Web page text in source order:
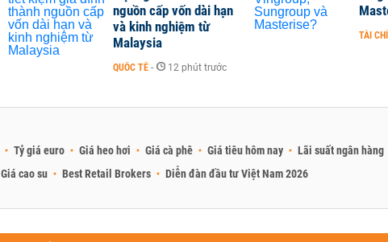
nguồn cấp vốn dài hạn
và kinh nghiệm từ
Malaysia
QUỐC TẾ - 12 phút trước
TÀI
Tỷ giá euro Giá heo hơi Giá cà phê Giá tiêu hôm nay Lãi suất ngân hàng
Giá cao su Best Retail Brokers Diễn đàn đầu tư Việt Nam 2026